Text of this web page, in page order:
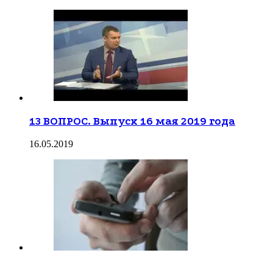
13 ВОПРОС. Выпуск 16 мая 2019 года
16.05.2019